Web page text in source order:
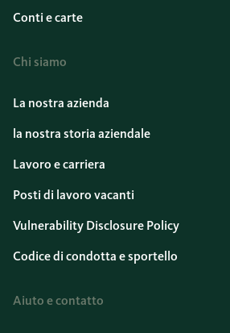
Conti e carte
Chi siamo
La nostra azienda
la nostra storia aziendale
Lavoro e carriera
Posti di lavoro vacanti
Vulnerability Disclosure Policy
Codice di condotta e sportello
Aiuto e contatto